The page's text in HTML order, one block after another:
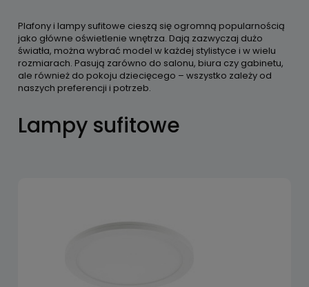
Plafony i lampy sufitowe cieszą się ogromną popularnością
jako główne oświetlenie wnętrza. Dają zazwyczaj dużo
światła, można wybrać model w każdej stylistyce i w wielu
rozmiarach. Pasują zarówno do salonu, biura czy gabinetu,
ale również do pokoju dziecięcego – wszystko zależy od
naszych preferencji i potrzeb.
Lampy sufitowe